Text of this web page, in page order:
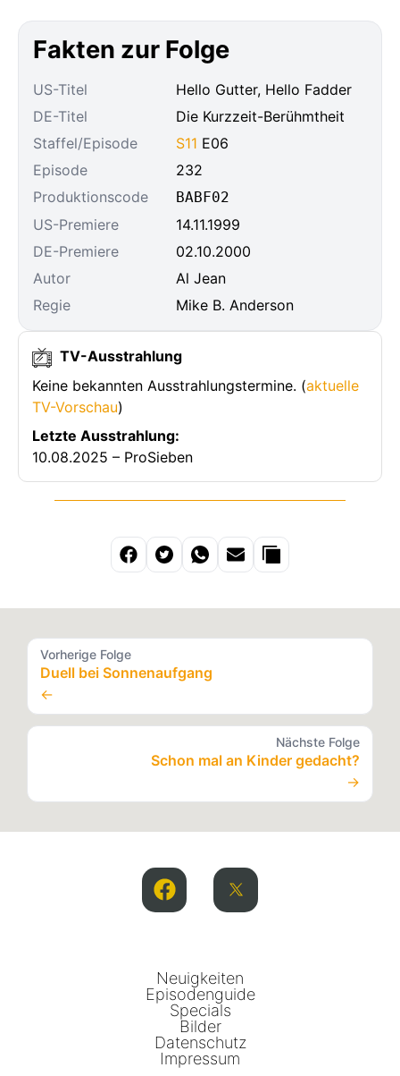
Fakten zur Folge
US-Titel
Hello Gutter, Hello Fadder
DE-Titel
Die Kurzzeit-Berühmtheit
Staffel/Episode
S11 E06
Episode
232
Produktionscode
BABF02
US-Premiere
14.11.1999
DE-Premiere
02.10.2000
Autor
Al Jean
Regie
Mike B. Anderson
TV-Ausstrahlung
Keine bekannten Ausstrahlungstermine. (aktuelle
TV-Vorschau)
Letzte Ausstrahlung:
10.08.2025 – ProSieben
Vorherige Folge
Duell bei Sonnenaufgang
←
Nächste Folge
Schon mal an Kinder gedacht?
→
Neuigkeiten
Episodenguide
Specials
Bilder
Datenschutz
Impressum